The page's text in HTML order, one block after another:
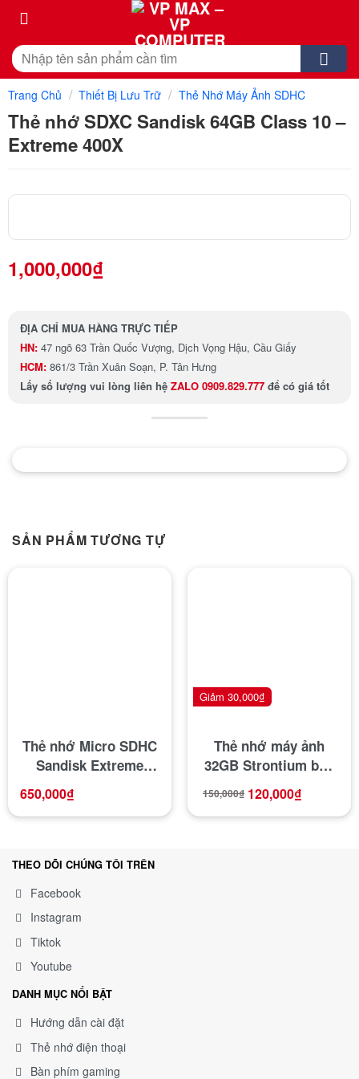
Skip
content
Tìm
kiếm:
Trang Chủ / Thiết Bị Lưu Trữ / Thẻ Nhớ Máy Ảnh SDHC
Thẻ nhớ SDXC Sandisk 64GB Class 10 –
Extreme 400X
1,000,000₫
ĐỊA CHỈ MUA HÀNG TRỰC TIẾP
HN:47 ngõ 63 Trần Quốc Vượng, Dịch Vọng Hậu, Cầu Giấy
HCM: 861/3 Trần Xuân Soạn, P. Tân Hưng
Lấy số lượng vui lòng liên hệ ZALO 0909.829.777để có giá tốt
SẢN PHẨM TƯƠNG TỰ
Thẻ nhớ Micro SDHC
Sandisk Extreme
650,000₫
Thẻ nhớ máy ảnh
32GB Strontium bảo
150,000₫ 120,000₫
Giảm 30,000₫
THEO DÕI CHÚNG TÔI TRÊN
Facebook
Instagram
Tiktok
Youtube
DANH MỤC NỔI BẬT
Hướng dẫn cài đặt
Thẻ nhớ điện thoại
Bàn phím gaming